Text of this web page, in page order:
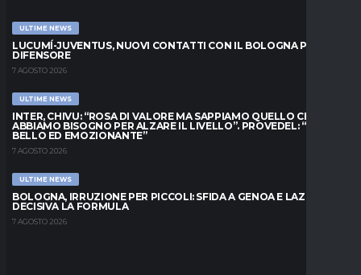
ULTIME NEWS
LUCUMÍ-JUVENTUS, NUOVI CONTATTI CON IL BOLOGNA PER IL
DIFENSORE
7 AGOSTO 2026
ULTIME NEWS
INTER, CHIVU: “ROSA DI VALORE MA SAPPIAMO QUELLO CHE
ABBIAMO BISOGNO PER ALZARE IL LIVELLO”. PROVEDEL: “MESE
BELLO ED EMOZIONANTE”
7 AGOSTO 2026
ULTIME NEWS
BOLOGNA, IRRUZIONE PER PICCOLI: SFIDA A GENOA E LAZIO,
DECISIVA LA FORMULA
7 AGOSTO 2026